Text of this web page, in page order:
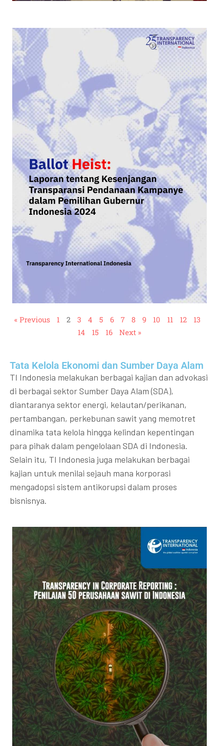
« Previous 1 2 3 4 5 6 7 8 9 10 11 12
13
14
15 16 Next »
Tata Kelola Ekonomi dan Sumber Daya Alam
TI Indonesia melakukan berbagai kajian dan advokasi
di berbagai sektor Sumber Daya Alam (SDA),
diantaranya sektor energi, kelautan/perikanan,
pertambangan, perkebunan sawit yang memotret
dinamika tata kelola hingga kelindan kepentingan
para pihak dalam pengelolaan SDA di Indonesia.
Selain itu, TI Indonesia juga melakukan berbagai
kajian untuk menilai sejauh mana korporasi
mengadopsi sistem antikorupsi dalam proses
bisnisnya.